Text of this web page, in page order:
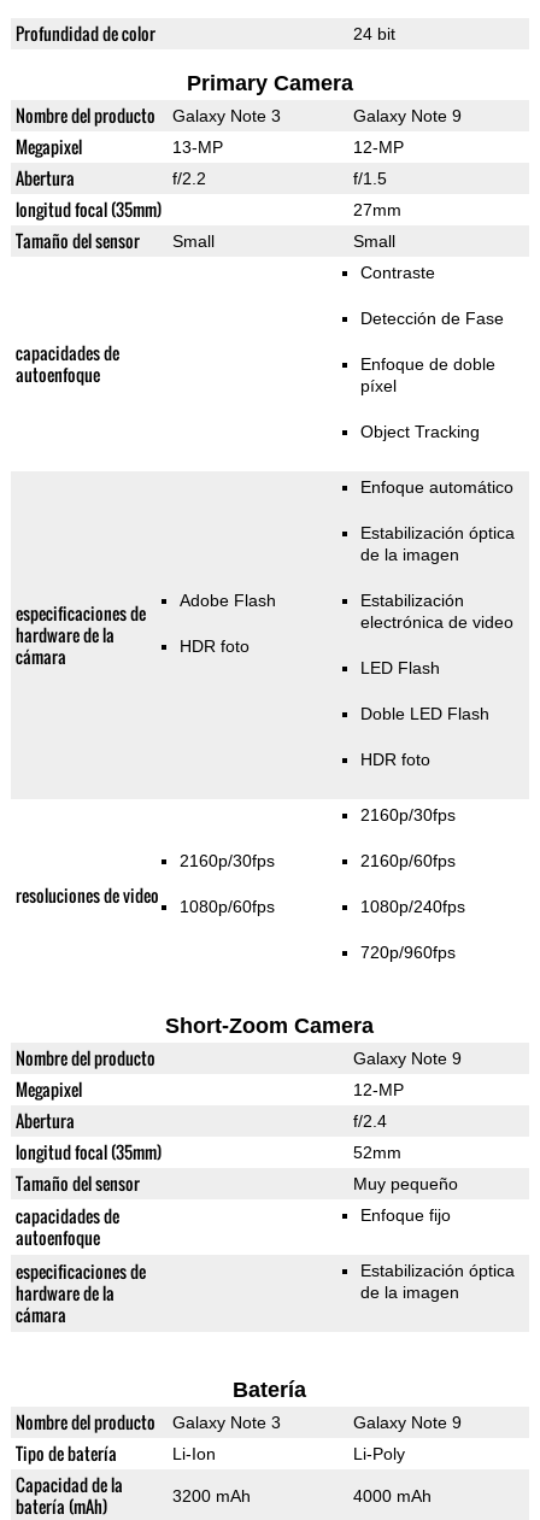
Profundidad de color 24 bit
Primary Camera
Nombre del producto Galaxy Note 3 Galaxy Note 9
Megapixel 13-MP 12-MP
Abertura f/2.2 f/1.5
longitud focal (35mm) 27mm
Tamaño del sensor Small Small
capacidades de
autoenfoque
Contraste
Detección de Fase
Enfoque de doble
píxel
Object Tracking
especificaciones de
hardware de la
cámara
Adobe Flash
HDR foto
Enfoque automático
Estabilización óptica
de la imagen
Estabilización
electrónica de video
LED Flash
Doble LED Flash
HDR foto
resoluciones de video
2160p/30fps
1080p/60fps
2160p/30fps
2160p/60fps
1080p/240fps
720p/960fps
Short-Zoom Camera
Nombre del producto Galaxy Note 9
Megapixel 12-MP
Abertura f/2.4
longitud focal (35mm) 52mm
Tamaño del sensor Muy pequeño
capacidades de
autoenfoque
Enfoque fijo
especificaciones de
hardware de la
cámara
Estabilización óptica
de la imagen
Batería
Nombre del producto Galaxy Note 3 Galaxy Note 9
Tipo de batería Li-Ion Li-Poly
Capacidad de la
batería (mAh)
3200 mAh 4000 mAh